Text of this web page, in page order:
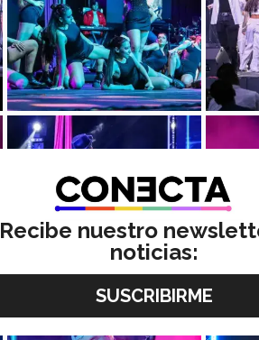
Recibe nuestro
noticias: